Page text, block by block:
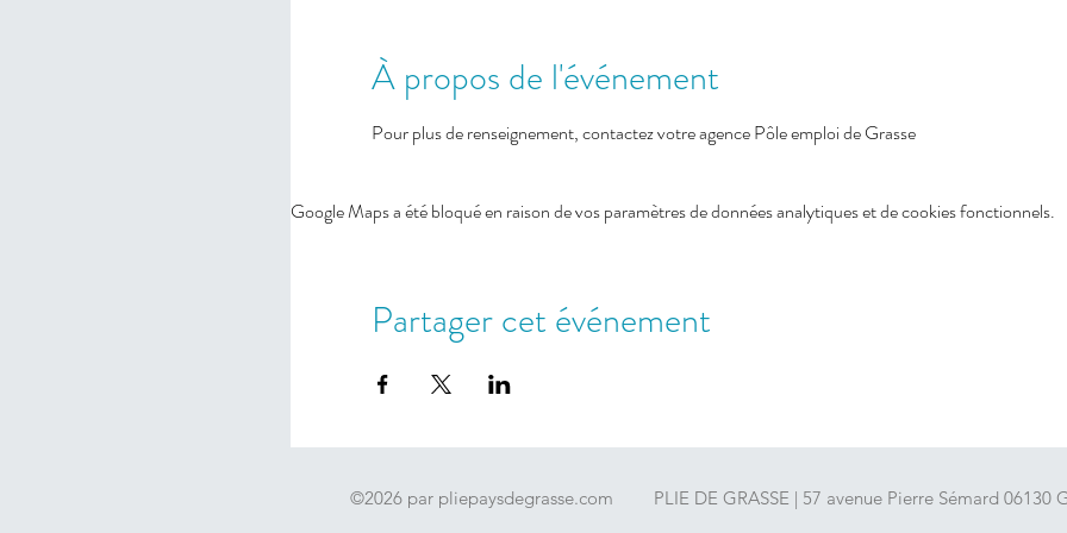
À propos de l'événement
Pour plus de renseignement, contactez votre agence Pôle emploi de Grasse
Google Maps a été bloqué en raison de vos paramètres de données analytiques et de cookies fonctionnels.
Partager cet événement
PLIE DE GRASSE | 57 avenue Pierre Sémard 06130
©2026 par pliepaysdegrasse.com